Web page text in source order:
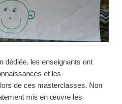
dédiée, les enseignants ont
et les
de ces masterclasses. Non
mis en œuvre les